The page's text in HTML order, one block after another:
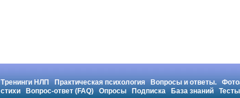
Тренинги НЛП Практическая психология Вопросы и ответы.
стихи
Вопрос-ответ (FAQ) Опросы Подписка База знаний Тесты